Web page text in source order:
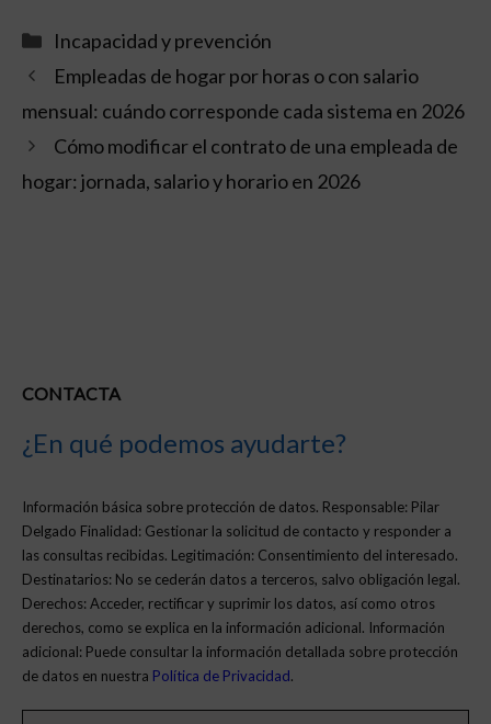
Categorías
Incapacidad y prevención
Empleadas de hogar por horas o con salario
mensual: cuándo corresponde cada sistema en 2026
Cómo modificar el contrato de una empleada de
hogar: jornada, salario y horario en 2026
CONTACTA
¿En qué podemos ayudarte?
Información básica sobre protección de datos. Responsable: Pilar
Delgado Finalidad: Gestionar la solicitud de contacto y responder a
las consultas recibidas. Legitimación: Consentimiento del interesado.
Destinatarios: No se cederán datos a terceros, salvo obligación legal.
Derechos: Acceder, rectificar y suprimir los datos, así como otros
derechos, como se explica en la información adicional. Información
adicional: Puede consultar la información detallada sobre protección
de datos en nuestra Política de Privacidad.